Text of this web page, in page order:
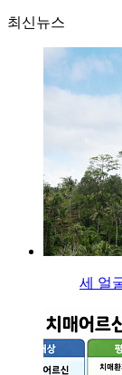
최신뉴스
세 얼